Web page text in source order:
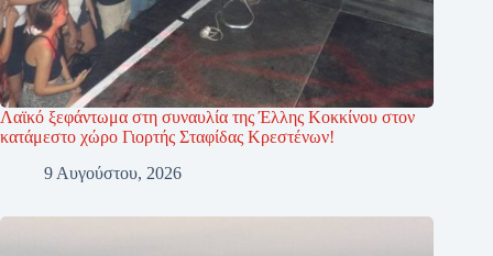
Λαϊκό ξεφάντωμα στη συναυλία της Έλλης Κοκκίνου στον
κατάμεστο χώρο Γιορτής Σταφίδας Κρεστένων!
9 Αυγούστου, 2026